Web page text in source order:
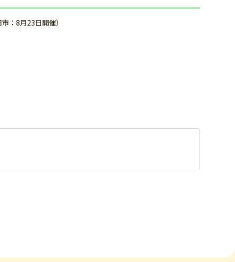
：8月23日開催）